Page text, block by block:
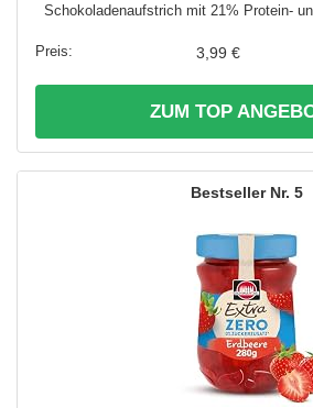
Schokoladenaufstrich mit 21% Protein-
3,99 €
ZUM TOP
5